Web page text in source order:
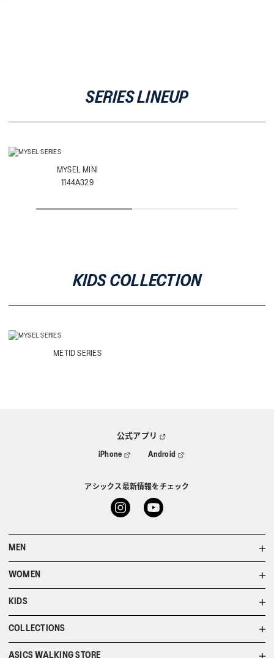
SERIES LINEUP
MYSEL MINI
1144A329
KIDS COLLECTION
METID SERIES
公式アプリ
iPhone Android
アシックス最新情報をチェック
MEN
WOMEN
KIDS
COLLECTIONS
ASICS WALKING STORE